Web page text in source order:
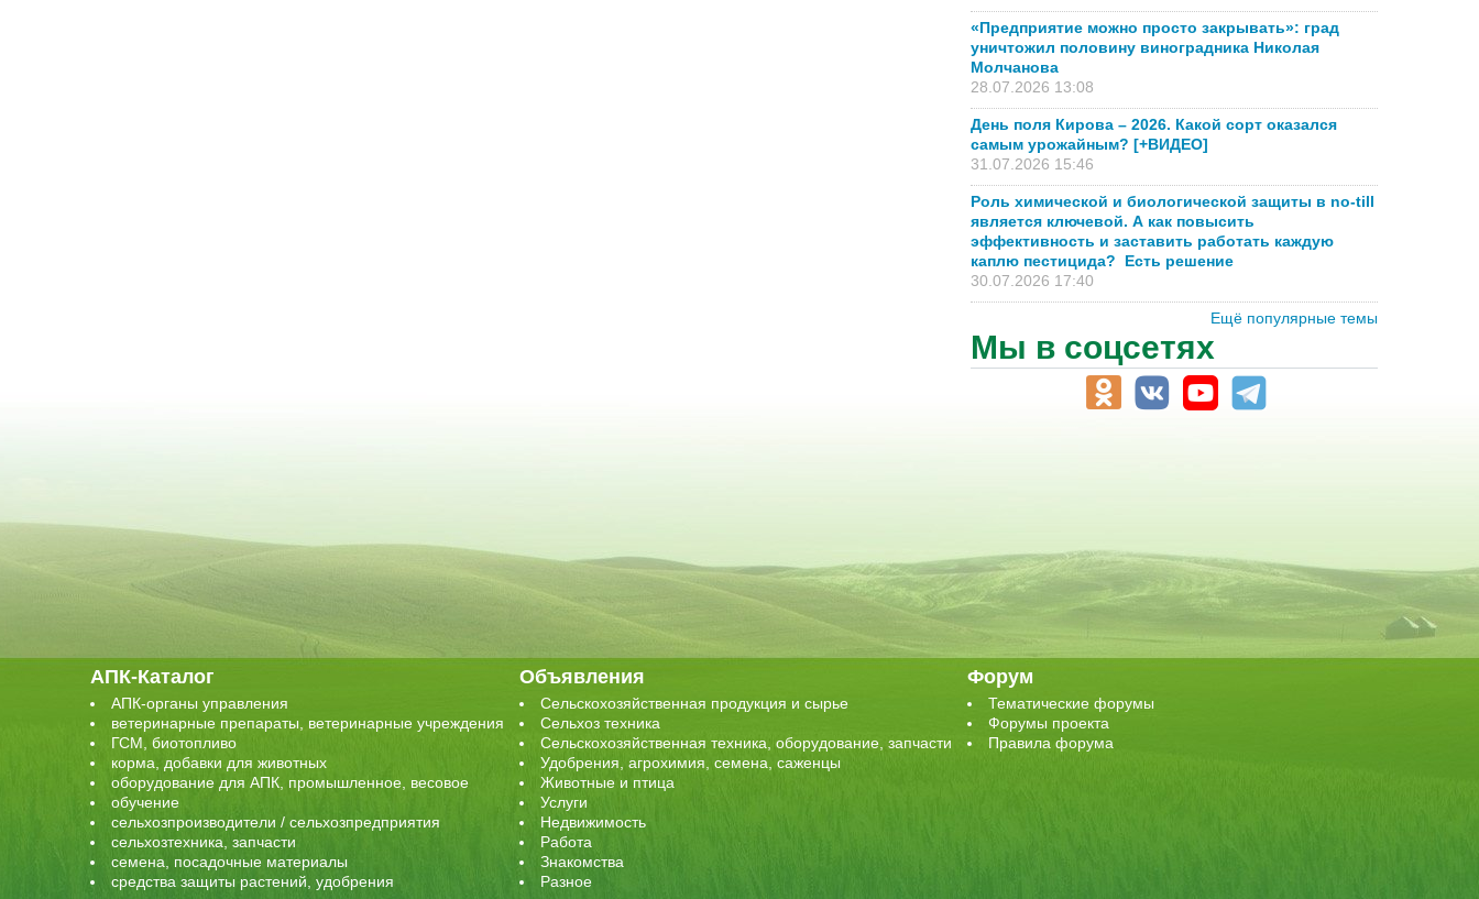
«Предприятие можно просто закрывать»: град
уничтожил половину виноградника Николая
Молчанова
28.07.2026 13:08
День поля Кирова – 2026. Какой сорт оказался
самым урожайным? [+ВИДЕО]
31.07.2026 15:46
Роль химической и биологической защиты в no-till
является ключевой. А как повысить
эффективность и заставить работать каждую
каплю пестицида? Есть решение
30.07.2026 17:40
Ещё популярные темы
Мы в соцсетях
АПК-Каталог
АПК-органы управления
ветеринарные препараты, ветеринарные учреждения
ГСМ, биотопливо
корма, добавки для животных
оборудование для АПК, промышленное, весовое
обучение
сельхозпроизводители / сельхозпредприятия
сельхозтехника, запчасти
семена, посадочные материалы
средства защиты растений, удобрения
Объявления
Сельскохозяйственная продукция и сырье
Сельхоз техника
Сельскохозяйственная техника, оборудование, запчасти
Удобрения, агрохимия, семена, саженцы
Животные и птица
Услуги
Недвижимость
Работа
Знакомства
Разное
Форум
Тематические форумы
Форумы проекта
Правила форума